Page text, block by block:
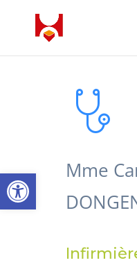
Ouvrir la barre d’outilsMme